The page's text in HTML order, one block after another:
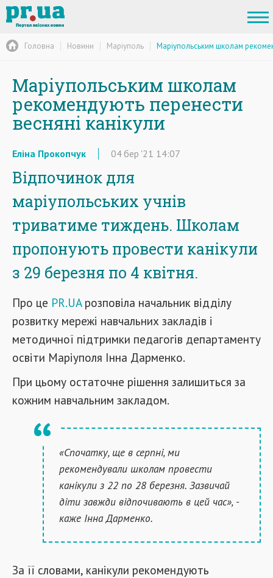
Головна Новини Маріуполь Маріупольським школам
Маріупольським школам
рекомендують перенести
весняні канікули
Еліна Прокопчук 04 бер '21 14:07
Відпочинок для
маріупольських учнів
триватиме тиждень. Школам
пропонують провести канікули
з 29 березня по 4 квітня.
Про це PR.UAрозповіла начальник відділу
розвитку мережі навчальних закладів і
методичної підтримки педагогів департаменту
освіти Маріуполя Інна Дарменко.
При цьому остаточне рішення залишиться за
кожним навчальним закладом.
«Спочатку, ще в серпні, ми
рекомендували школам провести
канікули з 22 по 28 березня. Зазвичай
діти завжди відпочивають в цей час», -
каже Інна Дарменко.
За її словами, канікули рекомендують